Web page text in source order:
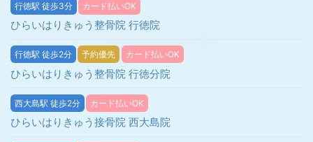
行徳駅 徒歩3分 カード払いOK
ひらいはりきゅう整骨院 行徳院
行徳駅 徒歩2分 予約優先 カード払いOK
ひらいはりきゅう整骨院 行徳分院
西大島駅 徒歩2分 カード払いOK
ひらいはりきゅう接骨院 西大島院